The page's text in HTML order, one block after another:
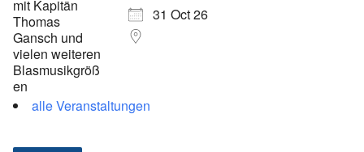
31 Oct 26
alle Veranstaltungen